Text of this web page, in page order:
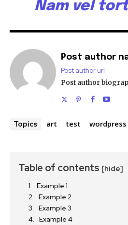
Nam vel
Post author
Post author url
Post author
Topics art test wordpress
Table of contents [hide]
Example 1
Example 2
Example 3
Example 4